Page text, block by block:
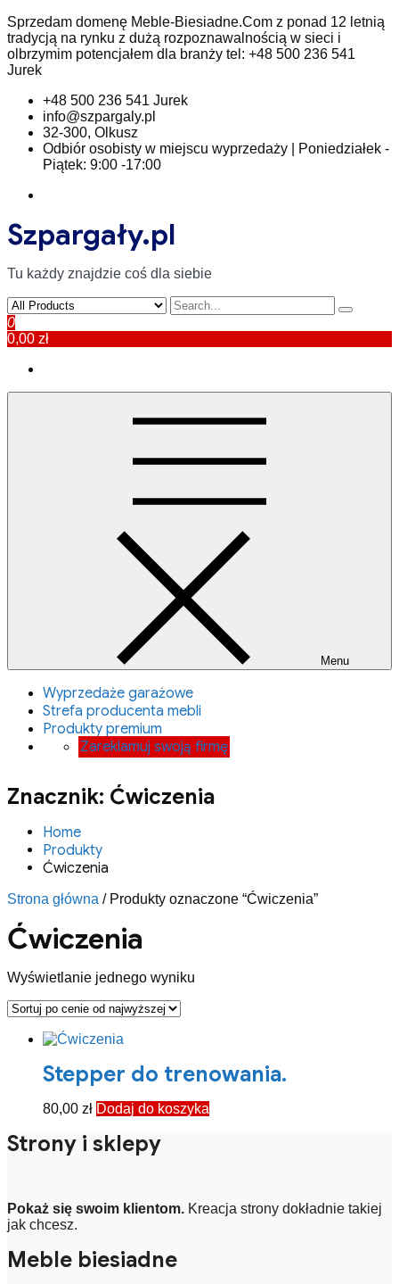
Skip
to
content
Sprzedam domenę Meble-Biesiadne.Com z ponad 12 letnią
tradycją na rynku z dużą rozpoznawalnością w sieci i
olbrzymim potencjałem dla branży tel: +48 500 236 541
Jurek
+48 500 236 541 Jurek
info@szpargaly.pl
32-300, Olkusz
Odbiór osobisty w miejscu wyprzedaży | Poniedziałek -
Piątek: 9:00 -17:00
Szpargały.pl
Tu każdy znajdzie coś dla siebie
0
0,00 zł
Menu
Wyprzedaże garażowe
Strefa producenta mebli
Produkty premium
Zareklamuj swoją firmę
Znacznik: Ćwiczenia
Home
Produkty
Ćwiczenia
Strona główna / Produkty oznaczone “Ćwiczenia”
Ćwiczenia
Wyświetlanie jednego wyniku
Stepper do trenowania.
80,00 zł Dodaj do koszyka
Strony i sklepy
Pokaż się swoim klientom. Kreacja strony dokładnie takiej
jak chcesz.
Meble biesiadne